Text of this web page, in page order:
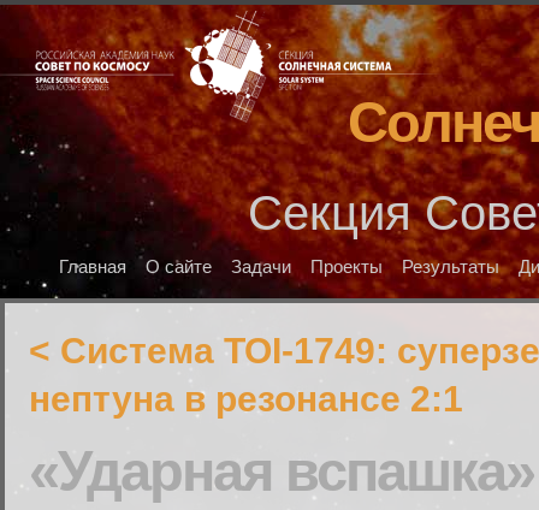
Секция
Главная О сайте Задачи Проекты Результаты
< Система TOI-1749:
нептуна в резонансе 2:1
«Ударная вспашка»